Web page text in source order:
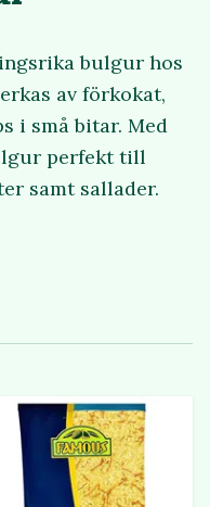
bulgur hos
av förkokat,
i små bitar. Med
perfekt till
samt sallader.